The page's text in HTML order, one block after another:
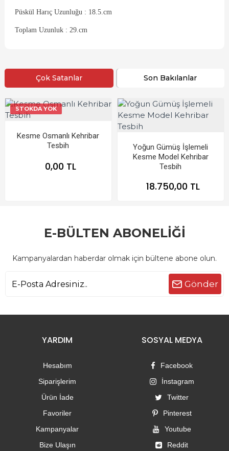
Püskül Harıç Uzunluğu : 18.5.cm
Toplam Uzunluk : 29.cm
Çok Satanlar Son Bakılanlar
STOKDA YOK
Kesme Osmanlı Kehribar
Tesbih
0,00 TL
Yoğun Gümüş İşlemeli
Kesme Model Kehribar
Tesbih
18.750,00 TL
E-BÜLTEN ABONELİĞİ
Kampanyalardan haberdar olmak için bültene abone olun.
Gönder
YARDIM
Hesabım
Siparişlerim
Ürün İade
Favoriler
Kampanyalar
Bize Ulaşın
SOSYAL MEDYA
Facebook
İnstagram
Twitter
Pinterest
Youtube
Reddit